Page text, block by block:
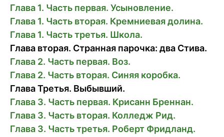
Глава 1. Часть первая. Усыновление.
Глава 1. Часть вторая. Кремниевая долина.
Глава 1. Часть третья. Школа.
Глава вторая. Странная парочка: два Стива.
Глава 2. Часть первая. Воз.
Глава 2. Часть вторая. Синяя коробка.
Глава Третья. Выбывший.
Глава 3. Часть первая. Крисанн Бреннан.
Глава 3. Часть вторая. Колледж Рид.
Глава 3. Часть третья. Роберт Фридланд.